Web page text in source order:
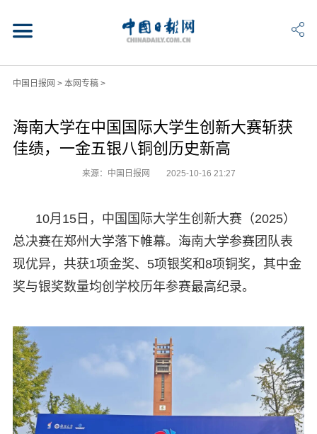
中国日报网 > 本网专稿>
海南大学在中国国际大学生创新大赛斩获
佳绩，一金五银八铜创历史新高
来源：中国日报网 2025-10-16 21:27
10月15日，中国国际大学生创新大赛（2025）
总决赛在郑州大学落下帷幕。海南大学参赛团队表
现优异，共获1项金奖、5项银奖和8项铜奖，其中金
奖与银奖数量均创学校历年参赛最高纪录。